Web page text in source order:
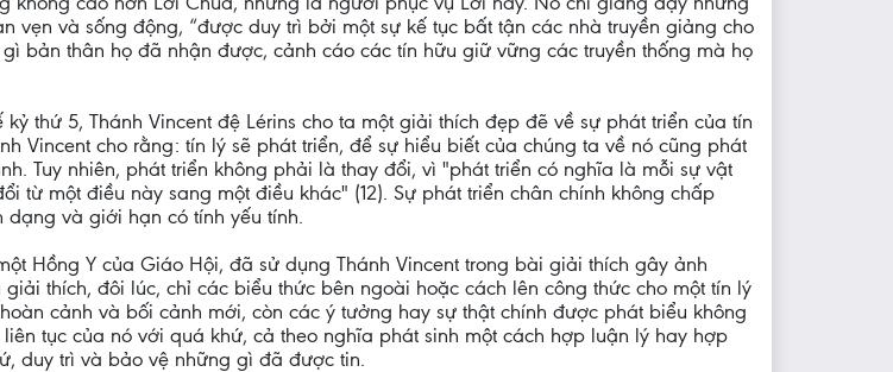
vẹn và sống động, “được duy trì bởi một sự kế tục bất tận các nhà truyền giảng cho
bản thân họ đã nhận được, cảnh cáo các tín hữu giữ vững các truyền thống mà họ
thứ 5, Thánh Vincent đệ Lérins cho ta một giải thích đẹp đẽ về sự phát triển của tín
Vincent cho rằng: tín lý sẽ phát triển, để sự hiểu biết của chúng ta về nó cũng phát
Tuy nhiên, phát triển không phải là thay đổi, vì "phát triển có nghĩa là mỗi sự vật
từ một điều này sang một điều khác" (12). Sự phát triển chân chính không chấp
và giới hạn có tính yếu tính.
Hồng Y của Giáo Hội, đã sử dụng Thánh Vincent trong bài giải thích gây ảnh
thích, đôi lúc, chỉ các biểu thức bên ngoài hoặc cách lên công thức cho một tín lý
cảnh và bối cảnh mới, còn các ý tưởng hay sự thật chính được phát biểu không
tục của nó với quá khứ, cả theo nghĩa phát sinh một cách hợp luận lý hay hợp
duy trì và bảo vệ những gì đã được tin.